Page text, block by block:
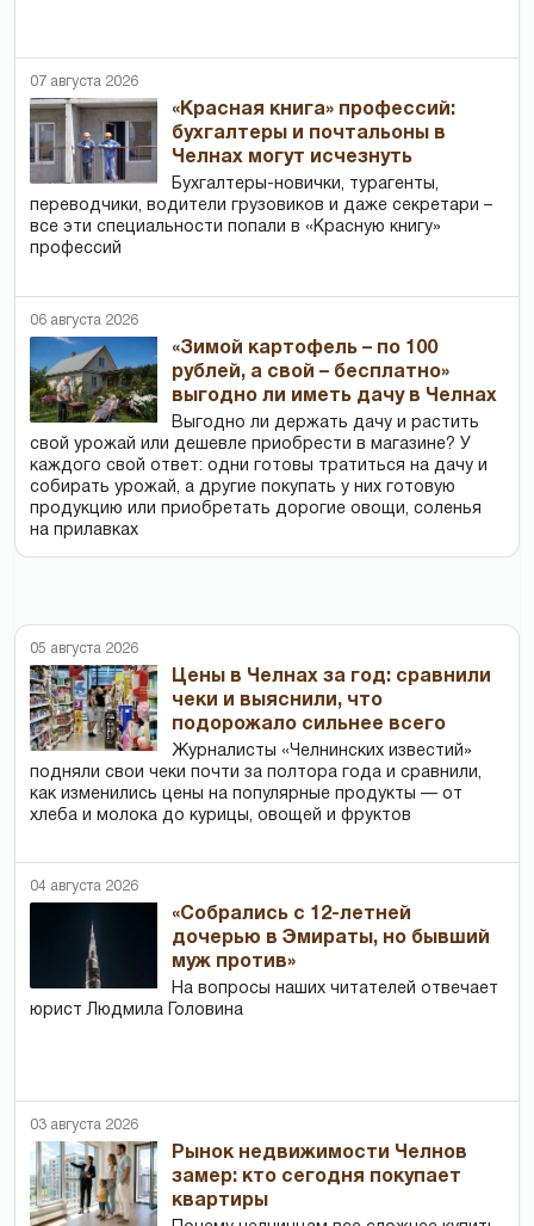
07 августа 2026
«Красная книга» профессий:
бухгалтеры и почтальоны в
Челнах могут исчезнуть
Бухгалтеры-новички, тур­агенты,
переводчики, водители грузовиков и даже секретари –
все эти специальности попали в «Красную книгу»
профессий
06 августа 2026
«Зимой картофель – по 100
рублей, а свой – бесплатно»
выгодно ли иметь дачу в Челнах
Выгодно ли держать дачу и растить
свой урожай или дешевле приобрести в магазине? У
каждого свой ответ: одни готовы тратиться на дачу и
собирать урожай, а другие покупать у них готовую
продукцию или приобретать дорогие овощи, соленья
на прилавках
05 августа 2026
Цены в Челнах за год: сравнили
чеки и выяснили, что
подорожало сильнее всего
Журналисты «Челнинских известий»
подняли свои чеки почти за полтора года и сравнили,
как изменились цены на популярные продукты — от
хлеба и молока до курицы, овощей и фруктов
04 августа 2026
«Собрались с 12-летней
дочерью в Эмираты, но бывший
муж против»
На вопросы наших читателей отвечает
юрист Людмила Головина
03 августа 2026
Рынок недвижимости Челнов
замер: кто сегодня покупает
квартиры